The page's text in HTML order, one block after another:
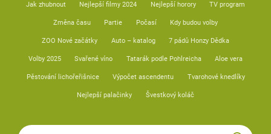
Jak zhubnout Nejlepší filmy 2024 Nejlepší horory TV program
Změna času Partie Počasí Kdy budou volby
ZOO Nové začátky Auto – katalog 7 pádů Honzy Dědka
Volby 2025 Svařené víno Tatarák podle Pohlreicha Aloe vera
Pěstování lichořeřišnice Výpočet ascendentu Tvarohové knedlíky
Nejlepší palačinky Švestkový koláč